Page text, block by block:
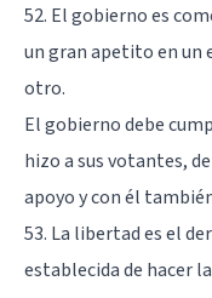
52. El gobierno es
un gran apetito en un
otro.
El gobierno debe
hizo a sus votantes,
apoyo y con él
53. La libertad es el
establecida de hacer